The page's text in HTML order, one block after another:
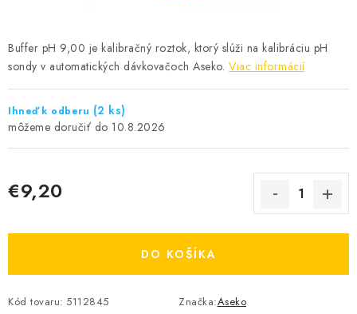
Buffer pH 9,00 je kalibračný roztok, ktorý slúži na kalibráciu pH
sondy v automatických dávkovačoch Aseko. Viac informácií
Ihneď k odberu (2 ks)
10.8.2026
€9,20
DO KOŠÍKA
Kód tovaru: 5112845 Značka:Aseko